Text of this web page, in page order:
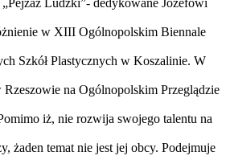
w XIII Ogólnopolskim Biennale
Szkół Plastycznych w Koszalinie. W
Rzeszowie na Ogólnopolskim Przeglądzie
iż, nie rozwija swojego talentu na
żaden temat nie jest jej obcy. Podejmuje